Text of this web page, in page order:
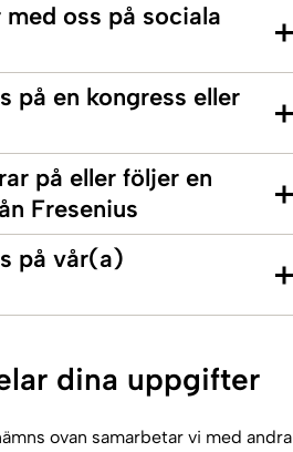
oss på sociala
på en kongress eller
på eller följer en
Fresenius
på vår(a)
dina uppgifter
ovan samarbetar vi med andra